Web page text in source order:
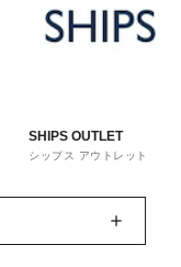
SHIPS OUTLET
シップス アウトレット